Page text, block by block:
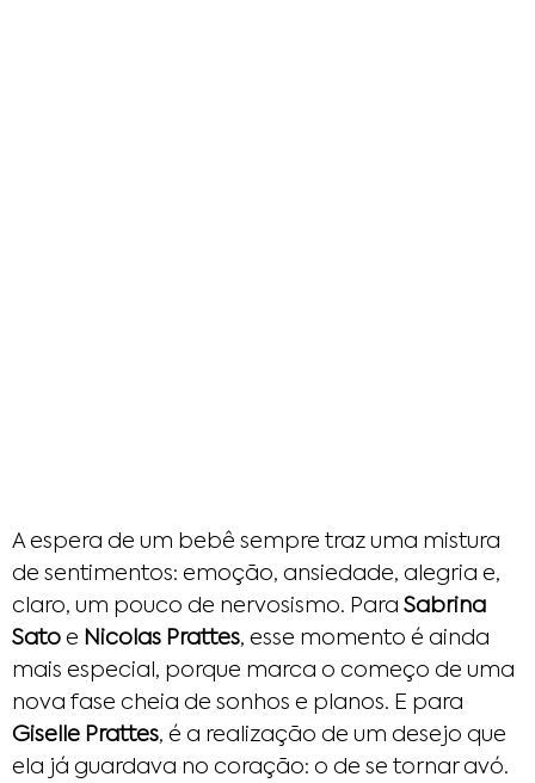
A espera de um bebê sempre traz uma mistura
de sentimentos: emoção, ansiedade, alegria e,
claro, um pouco de nervosismo. Para Sabrina
Sato e Nicolas Prattes, esse momento é ainda
mais especial, porque marca o começo de uma
nova fase cheia de sonhos e planos. E para
Giselle Prattes, é a realização de um desejo que
ela já guardava no coração: o de se tornar avó.